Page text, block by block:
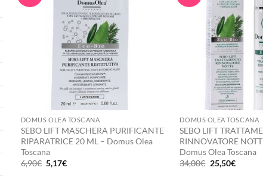
DOMUS OLEA TOSCANA
SEBO LIFT MASCHERA PURIFICANTE
RIPARATRICE 20 ML – Domus Olea
Toscana
6,90€ Il
prezzo
5,17€Il
DOMUS OLEA TOSCANA
SEBO LIFT
RINNOVATORE
Domus Olea Toscana
34,00€ Il
prezzo
25,50€Il